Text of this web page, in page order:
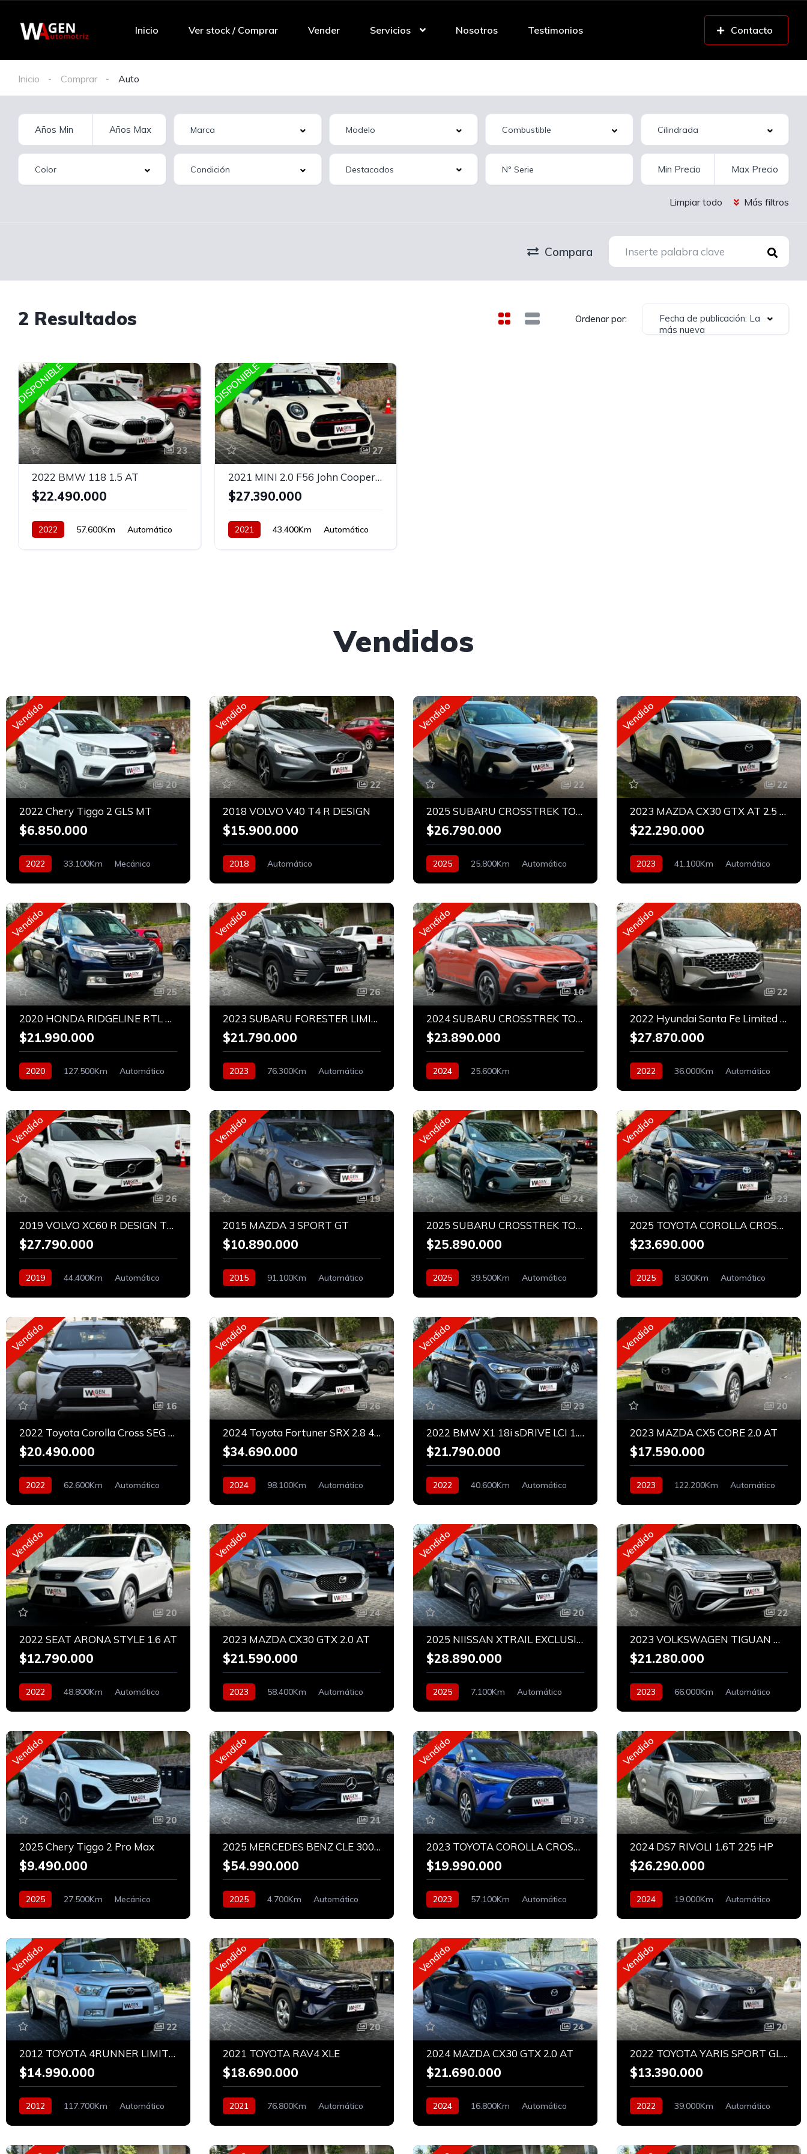
Inicio Ver stock / Comprar Vender Servicios Nosotros Testimonios Contacto
Inicio Comprar Auto
Destacados
Limpiar todo Más filtros
Compara
2 Resultados Ordenar por:
Fecha de publicación: La
más nueva
DISPONIBLE
23
2022 BMW 118 1.5 AT
$22.490.000
2022 57.600Km
Automático
DISPONIBLE
27
2021 MINI 2.0 F56 John Cooper Works
$27.390.000
2021 43.400Km
Automático
Vendidos
Vendido
20
2022 Chery Tiggo 2 GLS MT
$6.850.000
2022 33.100Km
Mecánico
Vendido
22
2018 VOLVO V40 T4 R DESIGN
$15.900.000
2018 Automático
Vendido
22
2025 SUBARU CROSSTREK TOURING HIBRIDO
$26.790.000
2025 25.800Km
Automático
Vendido
22
2023 MAZDA CX30 GTX AT 2.5 AWD
$22.290.000
2023 41.100Km
Automático
Vendido
25
2020 HONDA RIDGELINE RTL 3.5 AWD
$21.990.000
2020 127.500Km
Automático
Vendido
26
2023 SUBARU FORESTER LIMITED 2.0 AWD
$21.790.000
2023 76.300Km
Automático
Vendido
10
2024 SUBARU CROSSTREK TOURING
$23.890.000
2024 25.600Km
Vendido
22
2022 Hyundai Santa Fe Limited 2.2 CRDI 4X4
$27.870.000
2022 36.000Km
Automático
Vendido
26
2019 VOLVO XC60 R DESIGN T6 AWD
$27.790.000
2019 44.400Km
Automático
Vendido
19
2015 MAZDA 3 SPORT GT
$10.890.000
2015 91.100Km
Automático
Vendido
24
2025 SUBARU CROSSTREK TOURING 4X4 2.0
$25.890.000
2025 39.500Km
Automático
Vendido
23
2025 TOYOTA COROLLA CROSS XLI HÍBRIDO
$23.690.000
2025 8.300Km
Automático
Vendido
16
2022 Toyota Corolla Cross SEG HÍBRIDO
$20.490.000
2022 62.600Km
Automático
Vendido
26
2024 Toyota Fortuner SRX 2.8 4x4
$34.690.000
2024 98.100Km
Automático
Vendido
23
2022 BMW X1 18i sDRIVE LCI 1.5 COMFORT
$21.790.000
2022 40.600Km
Automático
Vendido
20
2023 MAZDA CX5 CORE 2.0 AT
$17.590.000
2023 122.200Km
Automático
Vendido
20
2022 SEAT ARONA STYLE 1.6 AT
$12.790.000
2022 48.800Km
Automático
Vendido
24
2023 MAZDA CX30 GTX 2.0 AT
$21.590.000
2023 58.400Km
Automático
Vendido
20
2025 NIISSAN XTRAIL EXCLUSIVE 4x4
$28.890.000
2025 7.100Km
Automático
Vendido
22
2023 VOLKSWAGEN TIGUAN HIGHLINE 1.4 AT
$21.280.000
2023 66.000Km
Automático
Vendido
20
2025 Chery Tiggo 2 Pro Max
$9.490.000
2025 27.500Km
Mecánico
Vendido
21
2025 MERCEDES BENZ CLE 300 COUPE 4MATIC
$54.990.000
2025 4.700Km
Automático
Vendido
23
2023 TOYOTA COROLLA CROSS SEG CVT HEV 1.8
$19.990.000
2023 57.100Km
Automático
Vendido
22
2024 DS7 RIVOLI 1.6T 225 HP
$26.290.000
2024 19.000Km
Automático
Vendido
22
2012 TOYOTA 4RUNNER LIMITED 4X4 4.0
$14.990.000
2012 117.700Km
Automático
Vendido
20
2021 TOYOTA RAV4 XLE
$18.690.000
2021 76.800Km
Automático
Vendido
24
2024 MAZDA CX30 GTX 2.0 AT
$21.690.000
2024 16.800Km
Automático
Vendido
20
2022 TOYOTA YARIS SPORT GLE 1.5 AT
$13.390.000
2022 39.000Km
Automático